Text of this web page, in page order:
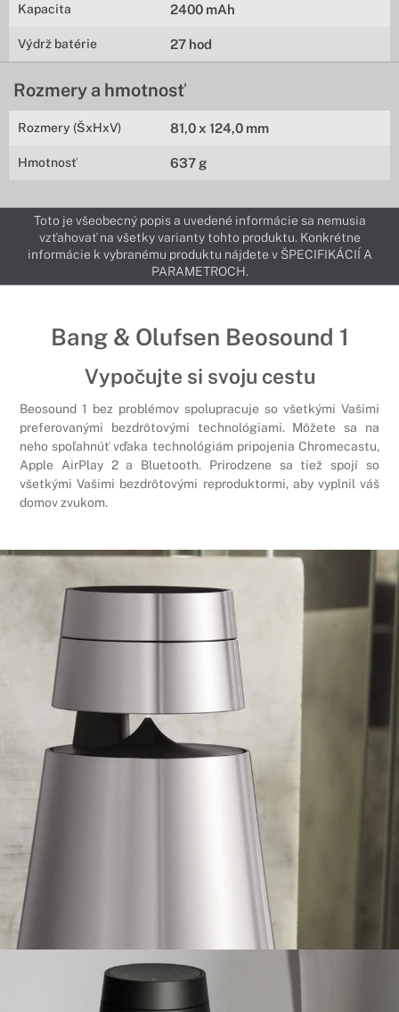
Kapacita 2400 mAh
Výdrž batérie 27 hod
Rozmery a hmotnosť
Rozmery (ŠxHxV) 81,0 x 124,0 mm
Hmotnosť 637 g
Toto je všeobecný popis a uvedené informácie sa nemusia
vzťahovať na všetky varianty tohto produktu. Konkrétne
informácie k vybranému produktu nájdete v ŠPECIFIKÁCIÍ A
PARAMETROCH.
Bang & Olufsen Beosound 1
Vypočujte si svoju cestu
Beosound 1 bez problémov spolupracuje so všetkými Vašimi
preferovanými bezdrôtovými technológiami. Môžete sa na
neho spoľahnúť vďaka technológiám pripojenia Chromecastu,
Apple AirPlay 2 a Bluetooth. Prirodzene sa tiež spojí so
všetkými Vašimi bezdrôtovými reproduktormi, aby vyplnil váš
domov zvukom.